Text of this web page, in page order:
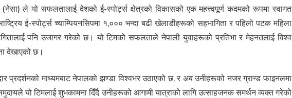
ले यो सफलतालाई देशको ई-स्पोर्ट्स क्षेत्रको विकासको एक महत्त्वपूर्ण कदमको रूपमा स्वागत
ई-स्पोर्ट्स च्याम्पियनसिपमा १,००० भन्दा बढी खेलाडीहरूको सहभागिता र पहिलो पटक महिला
पनि उजागर गरेको छ। यो टिमको सफलताले नेपाली युवाहरूको प्रतिभा र मेहनतलाई विश्व
देखाएको छ।
प्रदर्शनको माध्यमबाट नेपालको झण्डा विश्वभर उठाएको छ, र अब उनीहरूको नजर ग्रान्ड फाइनलमा
यो टिमलाई शुभकामना दिँदै उनीहरूको आगामी यात्राको लागि उत्साहजनक समर्थन व्यक्त गरेको